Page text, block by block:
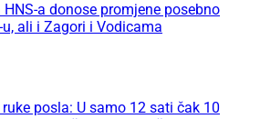
a donose promjene posebno
ali i Zagori i Vodicama
posla: U samo 12 sati čak 10